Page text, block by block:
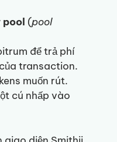
pool (pool
để trả phí
của transaction.
muốn rút.
cú nhấp vào